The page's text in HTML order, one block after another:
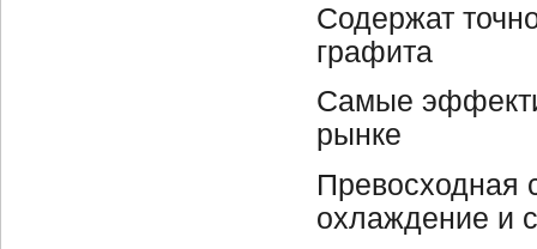
Содержат
графита
Самые
рынке
Превосходная
охлаждение и